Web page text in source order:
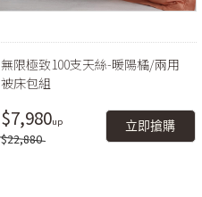
無限極致100支天絲-暖陽橘/兩用
被床包組
$7,980
$22,880
立即搶購